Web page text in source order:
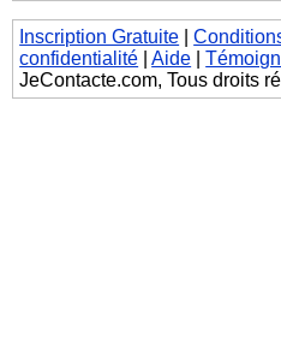
Inscription Gratuite |
confidentialité |Aide |
JeContacte.com, Tous droits